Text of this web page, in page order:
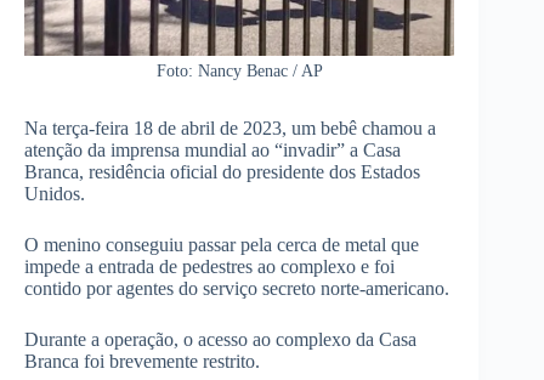
Foto: Nancy Benac / AP
Na terça-feira 18 de abril de 2023, um bebê chamou a
atenção da imprensa mundial ao “invadir” a Casa
Branca, residência oficial do presidente dos Estados
Unidos.
O menino conseguiu passar pela cerca de metal que
impede a entrada de pedestres ao complexo e foi
contido por agentes do serviço secreto norte-americano.
Durante a operação, o acesso ao complexo da Casa
Branca foi brevemente restrito.